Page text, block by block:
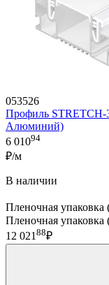
053526
Профиль
Алюминий)
6 01094
₽/м
В наличии
Пленочная
Пленочная упаковка
12 02188₽